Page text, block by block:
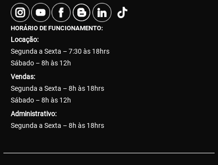
HORÁRIO DE FUNCIONAMENTO:
Locação:
Segunda a Sexta – 7:30 às 18hrs
Sábado – 8h às 12h
Vendas:
Segunda a Sexta – 8h às 18hrs
Sábado – 8h às 12h
Administrativo:
Segunda a Sexta – 8h às 18hrs